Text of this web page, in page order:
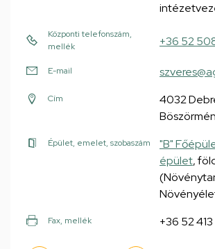
Központi telefonszám,
mellék
+36 52
E-mail
Cím
4032
Épület, emelet, szobaszám
"B"
épület,
Fax, mellék +36 52